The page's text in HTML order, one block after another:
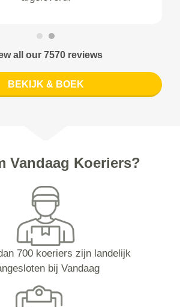
all our 7570 reviews
BEKIJK & BOEK
Vandaag Koeriers?
700 koeriers zijn landelijk
bij Vandaag